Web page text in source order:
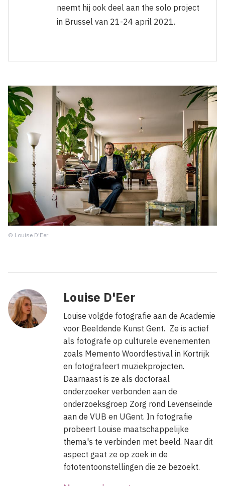
neemt hij ook deel aan the solo project
in Brussel van 21-24 april 2021.
© Louise D'Eer
Louise D'Eer
Louise volgde fotografie aan de Academie
voor Beeldende Kunst Gent. Ze is actief
als fotografe op culturele evenementen
zoals Memento Woordfestival in Kortrijk
en fotografeert muziekprojecten.
Daarnaast is ze als doctoraal
onderzoeker verbonden aan de
onderzoeksgroep Zorg rond Levenseinde
aan de VUB en UGent. In fotografie
probeert Louise maatschappelijke
thema's te verbinden met beeld. Naar dit
aspect gaat ze op zoek in de
fototentoonstellingen die ze bezoekt.